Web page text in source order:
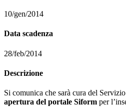
10/gen/2014
Data scadenza
28/feb/2014
Descrizione
Si comunica che sarà cura del
apertura del portale Siform per